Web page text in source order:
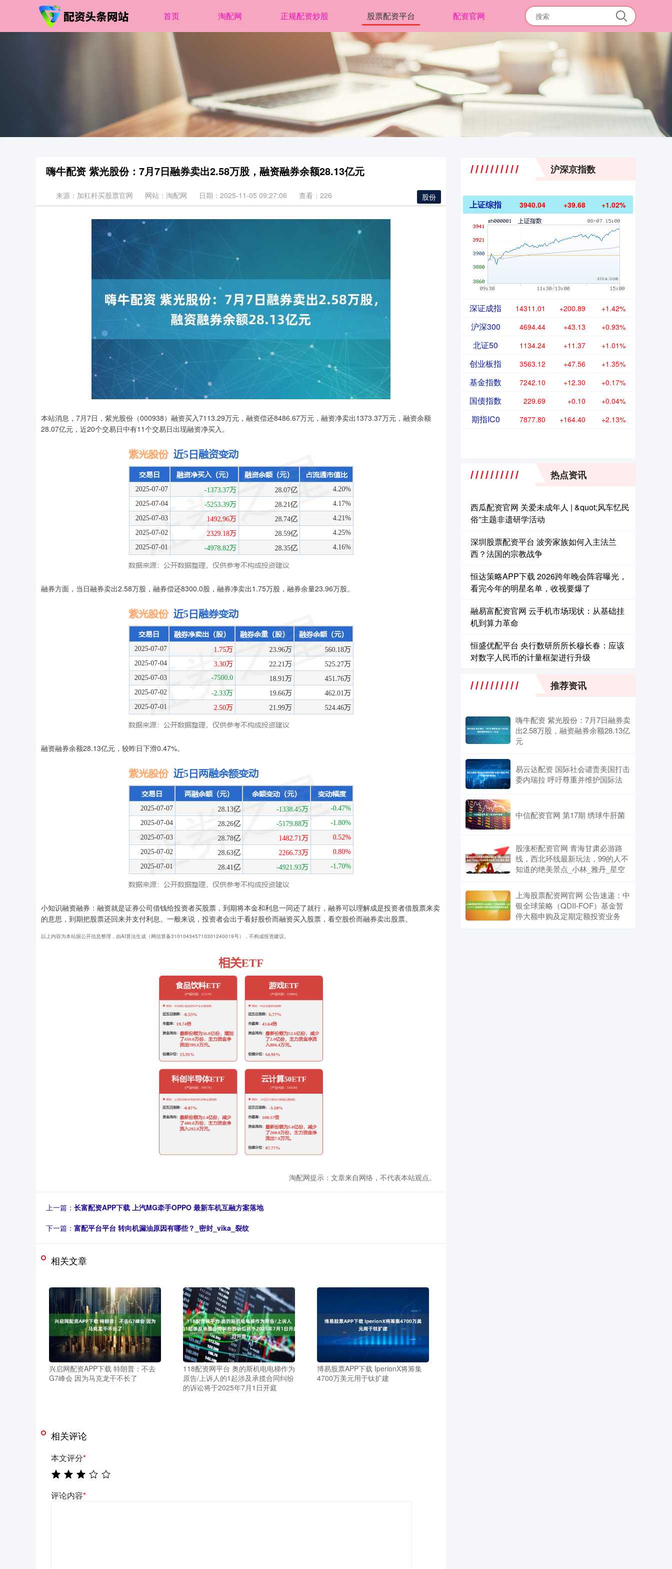
首页 淘配网 正规配资炒股 股票配资平台 配资官网
嗨牛配资 紫光股份：7月7日融券卖出2.58万股，融资融券余额28.13亿元
股份
来源：加杠杆买股票官网 网站：淘配网 日期：2025-11-05 09:27:06 查看：226
本站消息，7月7日，紫光股份（000938）融资买入7113.29万元，融资偿还8486.67万元，融资净卖出1373.37万元，融资余额
28.07亿元，近20个交易日中有11个交易日出现融资净买入。
融券方面，当日融券卖出2.58万股，融券偿还8300.0股，融券净卖出1.75万股，融券余量23.96万股。
融资融券余额28.13亿元，较昨日下滑0.47%。
小知识融资融券：融资就是证券公司借钱给投资者买股票，到期将本金和利息一同还了就行，融券可以理解成是投资者借股票来卖
的意思，到期把股票还回来并支付利息。一般来说，投资者会出于看好股价而融资买入股票，看空股价而融券卖出股票。
以上内容为本站据公开信息整理，由AI算法生成（网信算备310104345710301240019号），不构成投资建议。
淘配网提示：文章来自网络，不代表本站观点。
上一篇： 长富配资APP下载 上汽MG牵手OPPO 最新车机互融方案落地
下一篇： 富配平台平台 转向机漏油原因有哪些？_密封_vika_裂纹
相关文章
兴启网配资APP下载 特朗普：不去
G7峰会 因为马克龙干不长了
118配资网平台 奥的斯机电电梯作为
原告/上诉人的1起涉及承揽合同纠纷
的诉讼将于2025年7月1日开庭
博易股票APP下载 IperionX将筹集
4700万美元用于钛扩建
相关评论
本文评分*
评论内容*
沪深京指数
上证综指 3940.04 +39.68 +1.02%
深证成指 14311.01 +200.89 +1.42%
沪深300 4694.44 +43.13 +0.93%
北证50 1134.24 +11.37 +1.01%
创业板指 3563.12 +47.56 +1.35%
基金指数 7242.10 +12.30 +0.17%
国债指数 229.69 +0.10 +0.04%
期指IC0 7877.80 +164.40 +2.13%
热点资讯
西瓜配资官网 关爱未成年人 | &quot;风车忆民
俗”主题非遗研学活动
深圳股票配资平台 波旁家族如何入主法兰
西？法国的宗教战争
恒达策略APP下载 2026跨年晚会阵容曝光，
看完今年的明星名单，收视要爆了
融易富配资官网 云手机市场现状：从基础挂
机到算力革命
恒盛优配平台 央行数研所所长穆长春：应该
对数字人民币的计量框架进行升级
推荐资讯
嗨牛配资 紫光股份：7月7日融券卖
出2.58万股，融资融券余额28.13亿
元
易云达配资 国际社会谴责美国打击
委内瑞拉 呼吁尊重并维护国际法
中信配资官网 第17期 绣球牛肝菌
股涨柜配资官网 青海甘肃必游路
线，西北环线最新玩法，99的人不
知道的绝美景点_小林_雅丹_星空
上海股票配资网官网 公告速递：中
银全球策略（QDII-FOF）基金暂
停大额申购及定期定额投资业务